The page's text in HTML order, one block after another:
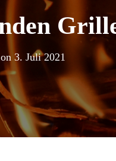
3. Juli 2021